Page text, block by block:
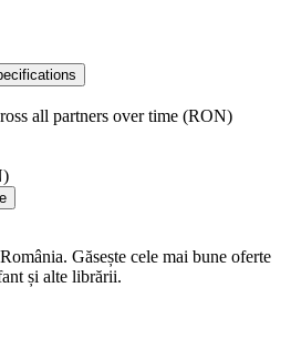
all partners over time (RON)
)
Găsește cele mai bune oferte
și alte librării.